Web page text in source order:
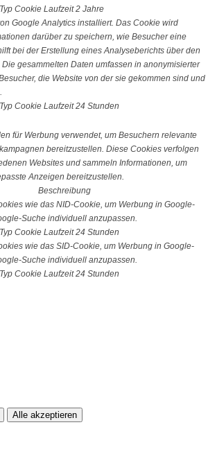
Typ Cookie Laufzeit 2 Jahre
Google Analytics installiert. Das Cookie wird
darüber zu speichern, wie Besucher eine
bei der Erstellung eines Analyseberichts über den
gesammelten Daten umfassen in anonymisierter
die Website von der sie gekommen sind und
Typ Cookie Laufzeit 24 Stunden
für Werbung verwendet, um Besuchern relevante
bereitzustellen. Diese Cookies verfolgen
Websites und sammeln Informationen, um
Anzeigen bereitzustellen.
Beschreibung
wie das NID-Cookie, um Werbung in Google-
Suche individuell anzupassen.
Typ Cookie Laufzeit 24 Stunden
wie das SID-Cookie, um Werbung in Google-
Suche individuell anzupassen.
Typ Cookie Laufzeit 24 Stunden
Alle akzeptieren